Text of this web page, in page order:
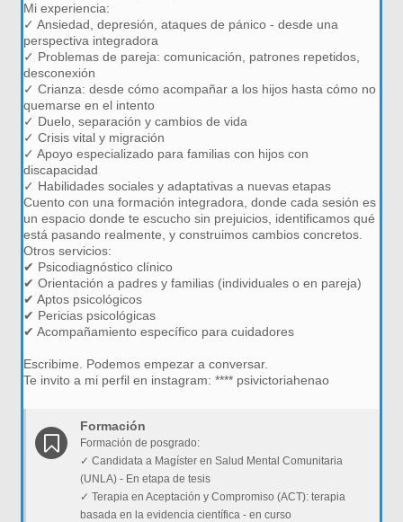
Mi experiencia:
✓ Ansiedad, depresión, ataques de pánico - desde una
perspectiva integradora
✓ Problemas de pareja: comunicación, patrones repetidos,
desconexión
✓ Crianza: desde cómo acompañar a los hijos hasta cómo no
quemarse en el intento
✓ Duelo, separación y cambios de vida
✓ Crisis vital y migración
✓ Apoyo especializado para familias con hijos con
discapacidad
✓ Habilidades sociales y adaptativas a nuevas etapas
Cuento con una formación integradora, donde cada sesión es
un espacio donde te escucho sin prejuicios, identificamos qué
está pasando realmente, y construimos cambios concretos.
Otros servicios:
✔ Psicodiagnóstico clínico
✔ Orientación a padres y familias (individuales o en pareja)
✔ Aptos psicológicos
✔ Pericias psicológicas
✔ Acompañamiento específico para cuidadores
Escribime. Podemos empezar a conversar.
Te invito a mi perfil en instagram: **** psivictoriahenao
Formación
Formación de posgrado:
✓ Candidata a Magíster en Salud Mental Comunitaria
(UNLA) - En etapa de tesis
✓ Terapia en Aceptación y Compromiso (ACT): terapia
basada en la evidencia científica - en curso